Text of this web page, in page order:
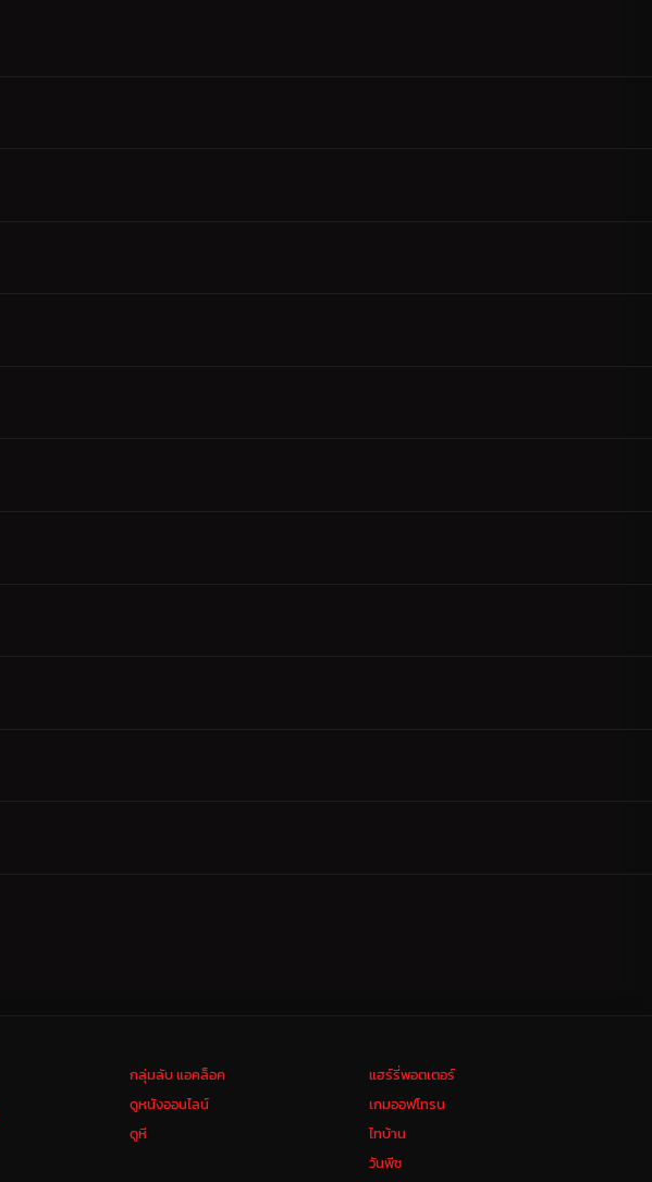
กลุ่มลับ แอคล็อค
ดูหนังออนไลน์
ดูหี
แฮร์รี่พอตเตอร์
เกมออฟโทรน
ไทบ้าน
วันพีช